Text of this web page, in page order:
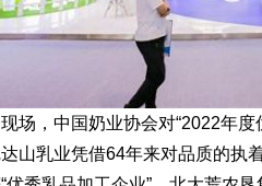
，中国奶业协会对“2022年度优
山乳业凭借64年来对品质的执